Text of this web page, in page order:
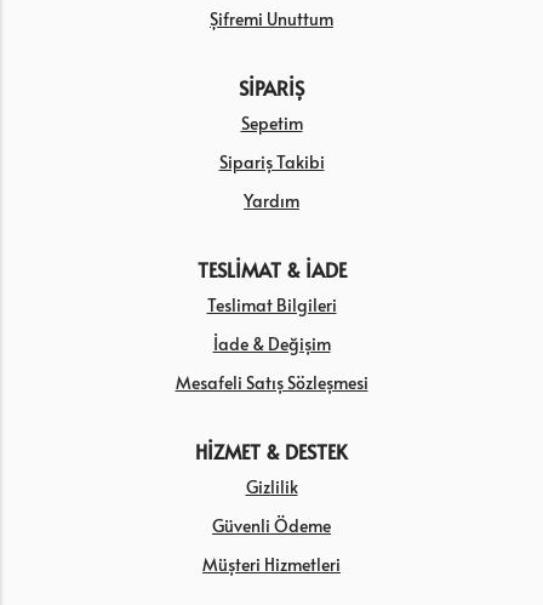
Şifremi Unuttum
SİPARİŞ
Sepetim
Sipariş Takibi
Yardım
TESLİMAT & İADE
Teslimat Bilgileri
İade & Değişim
Mesafeli Satış Sözleşmesi
HİZMET & DESTEK
Gizlilik
Güvenli Ödeme
Müşteri Hizmetleri